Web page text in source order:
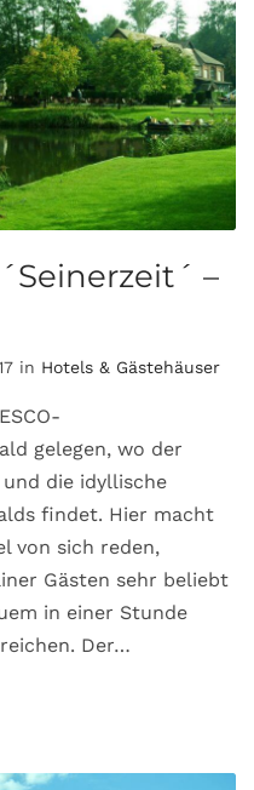
–
in Hotels & Gästehäuser
gelegen, wo der
die idyllische
findet. Hier macht
von sich reden,
Gästen sehr beliebt
in einer Stunde
Der…